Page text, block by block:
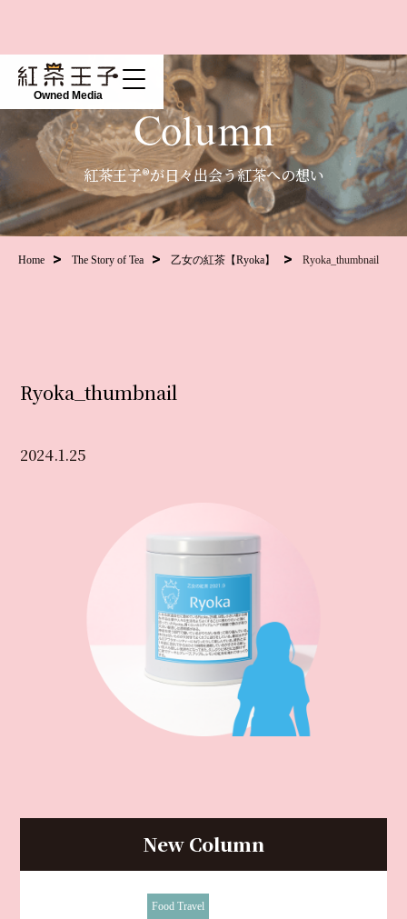
Owned Media
Column
紅茶王子®が日々出会う紅茶への想い
Home The Story of Tea 乙女の紅茶【Ryoka】 Ryoka_thumbnail
Ryoka_thumbnail
2024.1.25
New Column
Food Travel